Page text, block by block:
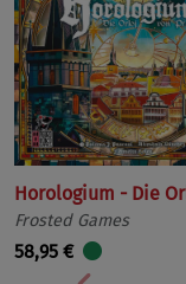
Horologium - Die
Frosted Games
58,95 €